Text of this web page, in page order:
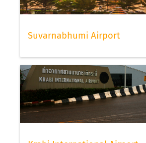
Suvarnabhumi Airport